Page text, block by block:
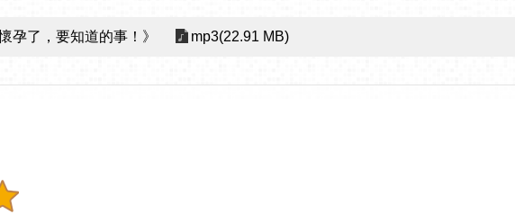
孕了，要知道的事！》 mp3(22.91 MB)